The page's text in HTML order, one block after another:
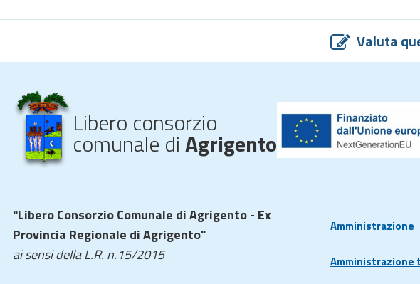
Valuta
Libero consorzio
comunale diAgrigento
"Libero Consorzio Comunale di Agrigento - Ex
Provincia Regionale di Agrigento"
ai sensi della L.R. n.15/2015
Amministrazione
Amministrazione